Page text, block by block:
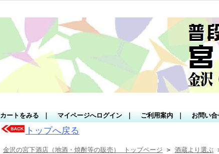
カートをみる マイページへログイン ご利用案内 お問い合
トップへ戻る
金沢の宮下酒店（地酒・焼酎等の販売） トップページ > 酒蔵より選ぶ